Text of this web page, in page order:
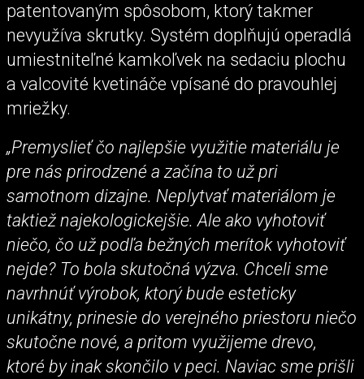
patentovaným spôsobom, ktorý takmer
nevyužíva skrutky. Systém doplňujú operadlá
umiestniteľné kamkoľvek na sedaciu plochu
a valcovité kvetináče vpísané do pravouhlej
mriežky.
„Premyslieť čo najlepšie využitie materiálu je
pre nás prirodzené a začína to už pri
samotnom dizajne. Neplytvať materiálom je
taktiež najekologickejšie. Ale ako vyhotoviť
niečo, čo už podľa bežných merítok vyhotoviť
nejde? To bola skutočná výzva. Chceli sme
navrhnúť výrobok, ktorý bude esteticky
unikátny, prinesie do verejného priestoru niečo
skutočne nové, a pritom využijeme drevo,
ktoré by inak skončilo v peci. Naviac sme prišli